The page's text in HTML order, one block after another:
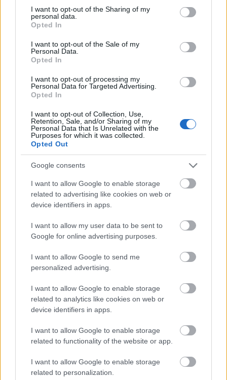
not limited to your visit or usage behaviour. You may click to
grant or deny consent to Google and its third-party tags to
use your data for below specified purposes in below Google
consent section.
I want to opt-out of the Sharing of my
personal data.
Opted In
I want to opt-out of the Sale of my
Personal Data.
Opted In
I want to opt-out of processing my
Personal Data for Targeted Advertising.
Opted In
I want to opt-out of Collection, Use,
Retention, Sale, and/or Sharing of my
Personal Data that Is Unrelated with the
Purposes for which it was collected.
Opted Out
Google consents
I want to allow Google to enable storage
related to advertising like cookies on web or
device identifiers in apps.
I want to allow my user data to be sent to
Google for online advertising purposes.
I want to allow Google to send me
personalized advertising.
I want to allow Google to enable storage
related to analytics like cookies on web or
device identifiers in apps.
I want to allow Google to enable storage
related to functionality of the website or app.
I want to allow Google to enable storage
related to personalization.
Forrás: Englishrussia
Íme egy bizonyíték, hogy ezúttal nem egy
Photoshop-mágus egyik alkotásáról van szó:
Kérünk mindenkit, hogy a politikai véleményét
igyekezzen magának megtartani, mert ez a poszt
nem a politikáról szól, csupán egy hülye
pimpelésről. Köszönöm.